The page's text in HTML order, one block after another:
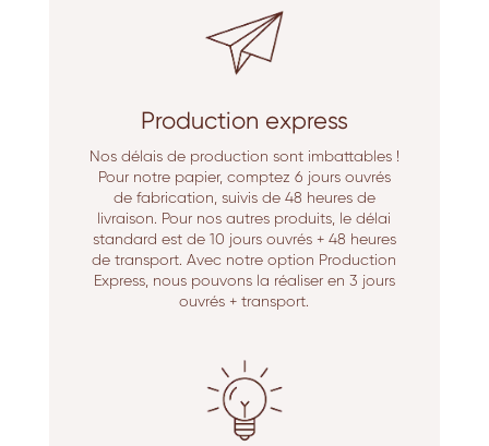
Production express
Nos délais de production sont imbattables !
Pour notre papier, comptez 6 jours ouvrés
de fabrication, suivis de 48 heures de
livraison. Pour nos autres produits, le délai
standard est de 10 jours ouvrés + 48 heures
de transport. Avec notre option Production
Express, nous pouvons la réaliser en 3 jours
ouvrés + transport.